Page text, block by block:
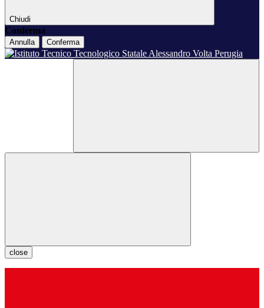
Chiudi
Conferma
Annulla Conferma
close